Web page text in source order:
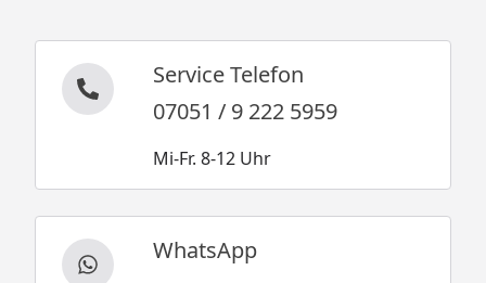
Service Telefon
07051 / 9 222 5959
Mi-Fr. 8-12 Uhr
WhatsApp